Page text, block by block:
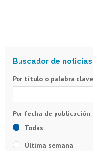
Por título o palabra clave
Todas
Última semana